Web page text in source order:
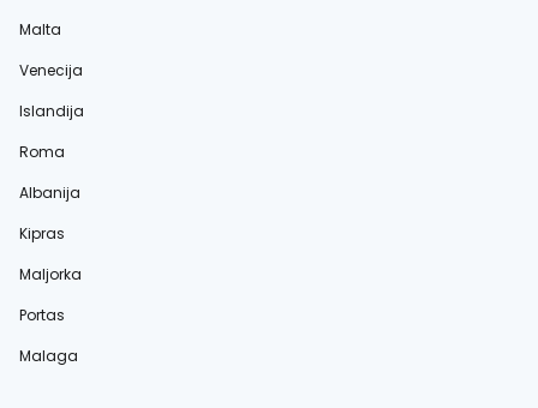
Malta
Venecija
Islandija
Roma
Albanija
Kipras
Maljorka
Portas
Malaga